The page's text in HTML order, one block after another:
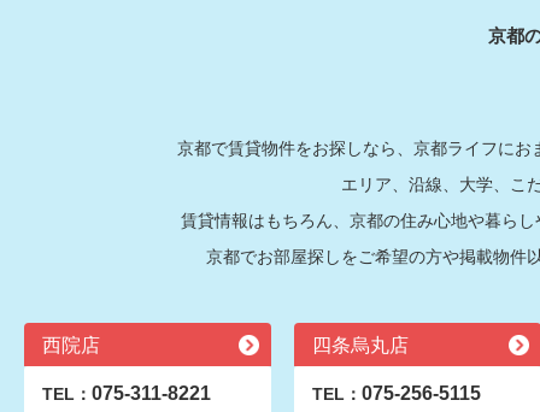
京都
京都で賃貸物件をお探しなら、京都ライフに
エリア、沿線、大学、こ
賃貸情報はもちろん、京都の住み心地や暮ら
京都でお部屋探しをご希望の方や掲載物件
西院店
TEL： 075-311-8221
四条烏丸店
TEL： 075-256-5115